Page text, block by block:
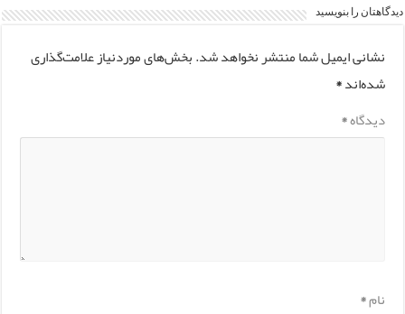
دیدگاهتان را بنویسید
نشانی ایمیل شما منتشر نخواهد شد.بخش‌های موردنیاز علامت‌گذاری
شده‌اند*
دیدگاه*
نام*